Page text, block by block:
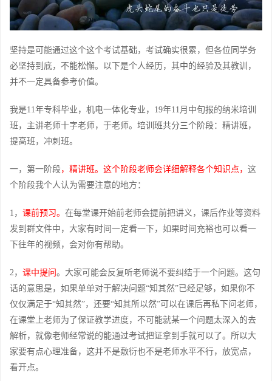
坚持是可能通过这个这个考试基础，考试确实很累，但各位同学务
必坚持到底，不能松懈。以下是个人经历，其中的经验及其教训，
并不一定具备参考价值。
我是11年专科毕业，机电一体化专业，19年11月中旬报的纳米培训
班，主讲老师十字老师，于老师。培训班共分三个阶段：精讲班，
提高班，冲刺班。
一，第一阶段，精讲班。这个阶段老师会详细解释各个知识点， 这
个阶段我个人认为需要注意的地方：
1， 课前预习。 在每堂课开始前老师会提前把讲义，课后作业等资料
发到群文件中，大家有时间一定看一下，如果时间充裕也可以看一
下往年的视频，会对你有帮助。
2， 课中提问 。大家可能会反复听老师说不要纠结于一个问题。这句
话的意思是，如果单单对于解决问题“知其然”已经足够，如果你不
仅仅满足于“知其然”，还要“知其所以然”可以在课后再私下问老师，
在课堂上老师为了保证教学进度，不可能就某一个问题太深入的去
解析，就像老师经常说的能通过考试把证拿到手就可以了。所以大
家要有点心理准备，这并不是敷衍也不是老师水平不行，放宽点，
看开点。